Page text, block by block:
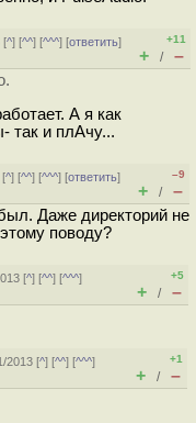
[^] [^^] [^^^] [ответить]
+11
+ / –
А я как
так и плАчу...
[^] [^^] [^^^] [ответить]
–9
+ / –
Даже директорий не
поводу?
[^] [^^] [^^^]
+5
+ / –
2013 [^] [^^] [^^^]
+1
+ / –